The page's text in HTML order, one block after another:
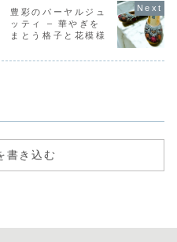
ン
の
を
に並んだハートが
下部でなめらかに
つながり、遠目に
個性派シル
ッチピアス
ックデザイ
を引き、お
な印象を与
豊彩のパーヤルジュ
ッティ – 華やぎを
まとう格子と花模様
書き込む